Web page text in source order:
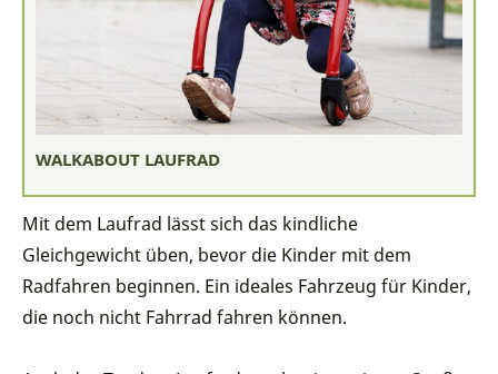
WALKABOUT LAUFRAD
Mit dem Laufrad lässt sich das kindliche
Gleichgewicht üben, bevor die Kinder mit dem
Radfahren beginnen. Ein ideales Fahrzeug für Kinder,
die noch nicht Fahrrad fahren können.